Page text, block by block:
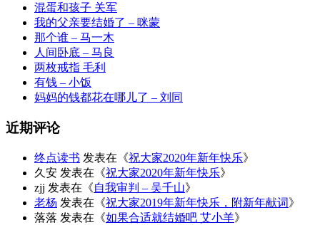
混蛋和孩子 关军
我的父亲要结婚了 – 咪蒙
那个谁 – 马一木
人间卧底 – 马良
两枚戒指 毛利
有钱 – 小饭
妈妈的钱都花在哪儿了 – 刘同
近期评论
终点读书 发表在《祝大家2020年新年快乐》
久安 发表在《祝大家2020年新年快乐》
zjj 发表在《自我审判 – 吴千山》
老杨 发表在《祝大家2019年新年快乐，附新年献词》
落落 发表在《如果合适就结婚吧 艾小羊》